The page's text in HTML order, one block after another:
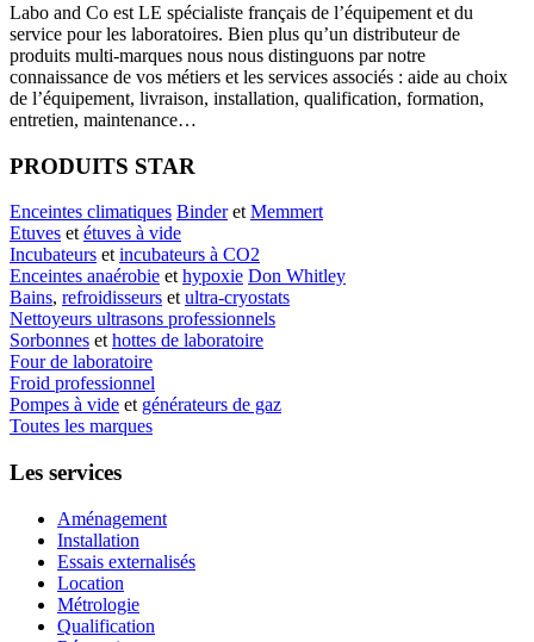
Labo and Co est LE spécialiste français de l’équipement et du
service pour les laboratoires. Bien plus qu’un distributeur de
produits multi-marques nous nous distinguons par notre
connaissance de vos métiers et les services associés : aide au choix
de l’équipement, livraison, installation, qualification, formation,
entretien, maintenance…
PRODUITS STAR
Enceintes climatiques Binderet Memmert
Etuves et étuves à vide
Incubateurs et incubateurs à CO2
Enceintes anaérobie et hypoxie Don Whitley
Bains, refroidisseurs et ultra-cryostats
Nettoyeurs ultrasons professionnels
Sorbonnes et hottes de laboratoire
Four de laboratoire
Froid professionnel
Pompes à vide et générateurs de gaz
Toutes les marques
Les services
Aménagement
Installation
Essais externalisés
Location
Métrologie
Qualification